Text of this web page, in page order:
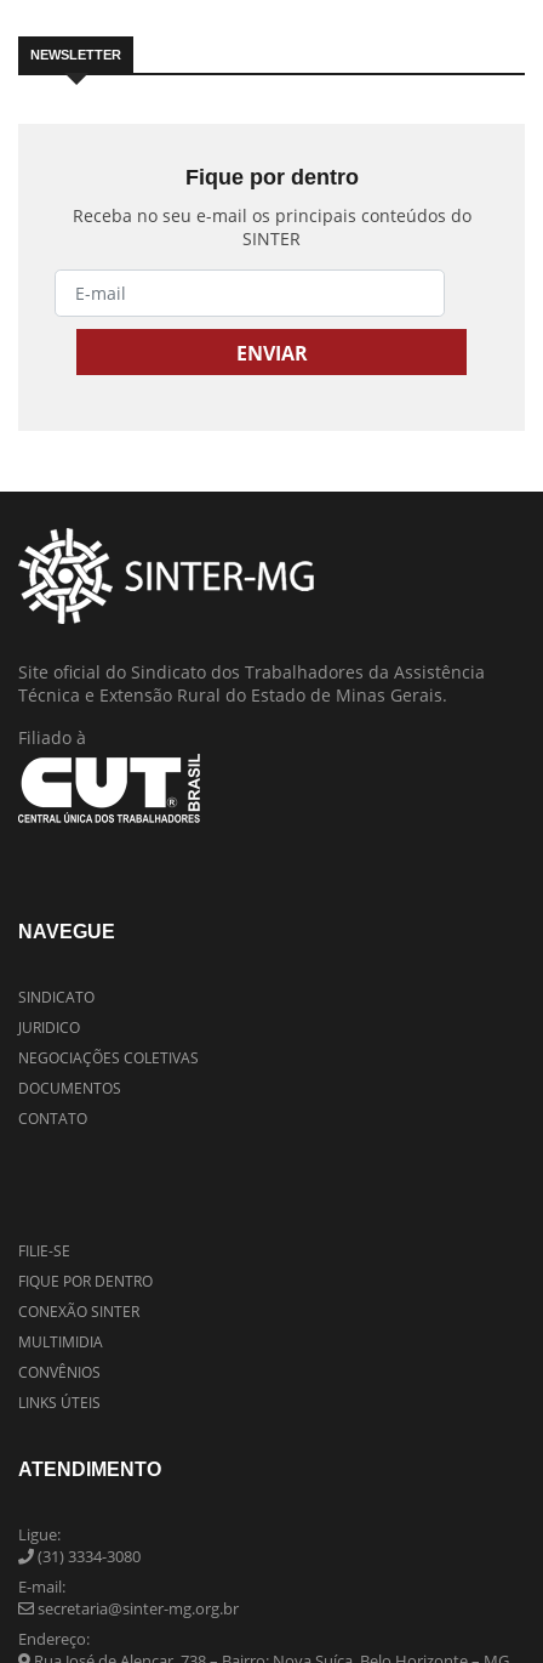
NEWSLETTER
Fique por dentro
Receba no seu e-mail os principais conteúdos do
SINTER
Site oficial do Sindicato dos Trabalhadores da Assistência
Técnica e Extensão Rural do Estado de Minas Gerais.
Filiado à
NAVEGUE
SINDICATO
JURIDICO
NEGOCIAÇÕES COLETIVAS
DOCUMENTOS
CONTATO
FILIE-SE
FIQUE POR DENTRO
CONEXÃO SINTER
MULTIMIDIA
CONVÊNIOS
LINKS ÚTEIS
ATENDIMENTO
Ligue:
(31) 3334-3080
E-mail:
secretaria@sinter-mg.org.br
Endereço: